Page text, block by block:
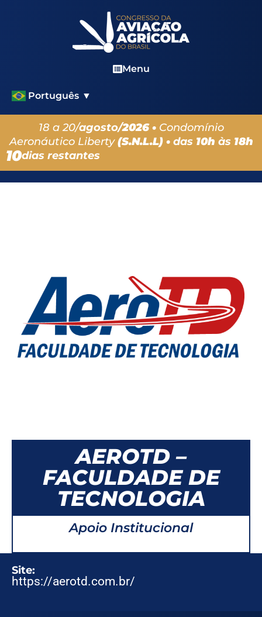
Menu
Português ▼
18 a 20/agosto/2026 • Condomínio
Aeronáutico Liberty(S.N.L.L) • das 10h às 18h
10dias restantes
AEROTD –
FACULDADE DE
TECNOLOGIA
Apoio Institucional
Site:
https://aerotd.com.br/